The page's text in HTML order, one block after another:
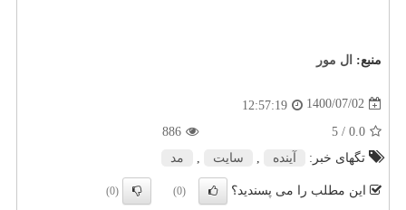
منبع: ال مور
1400/07/02
12:57:19
0.0
/ 5
886
تگهای خبر:
آینده سایت مد
این مطلب را می پسندید؟ (0)
(0)